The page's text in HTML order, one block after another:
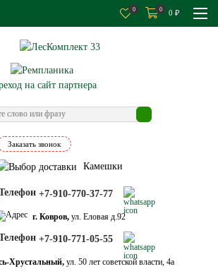
на сайт партнера
Заказать звонок
Камешки
+7-910-770-37-77
г. Ковров, ул. Еловая д.92
+7-910-771-05-55
Хрустальный, ул. 50 лет советской власти, 4а
0 0 0 ₽